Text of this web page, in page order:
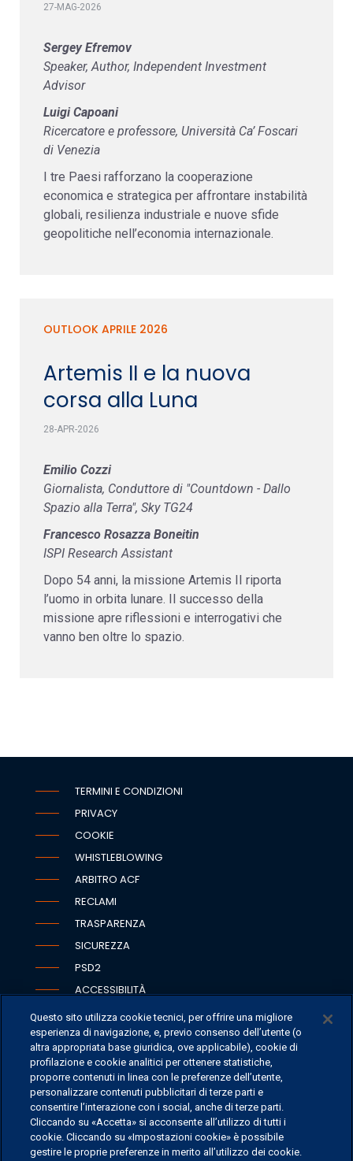
27-MAG-2026
Sergey Efremov
Speaker, Author, Independent Investment
Advisor
Luigi Capoani
Ricercatore e professore, Università Ca’ Foscari
di Venezia
I tre Paesi rafforzano la cooperazione
economica e strategica per affrontare instabilità
globali, resilienza industriale e nuove sfide
geopolitiche nell’economia internazionale.
OUTLOOK APRILE 2026
Artemis II e la nuova
corsa alla Luna
28-APR-2026
Emilio Cozzi
Giornalista, Conduttore di "Countdown - Dallo
Spazio alla Terra", Sky TG24
Francesco Rosazza Boneitin
ISPI Research Assistant
Dopo 54 anni, la missione Artemis II riporta
l’uomo in orbita lunare. Il successo della
missione apre riflessioni e interrogativi che
vanno ben oltre lo spazio.
TERMINI E CONDIZIONI
PRIVACY
COOKIE
WHISTLEBLOWING
ARBITRO ACF
RECLAMI
TRASPARENZA
SICUREZZA
PSD2
ACCESSIBILITÀ
SEDI
CONTATTI
CONTATTI PER I MEDIA
FAQ
LAVORA CON NOI
Questo sito utilizza cookie tecnici, per offrire una migliore
esperienza di navigazione, e, previo consenso dell’utente (o
altra appropriata base giuridica, ove applicabile), cookie di
profilazione e cookie analitici per ottenere statistiche,
proporre contenuti in linea con le preferenze dell’utente,
personalizzare contenuti pubblicitari di terze parti e
consentire l’interazione con i social, anche di terze parti.
Cliccando su «Accetta» si acconsente all’utilizzo di tutti i
cookie. Cliccando su «Impostazioni cookie» è possibile
gestire le proprie preferenze in merito all’utilizzo dei cookie.